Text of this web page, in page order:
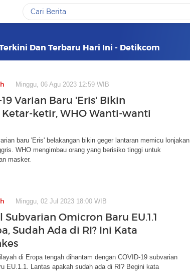
Dan Terbaru Hari Ini - Detikcom
Minggu, 06 Agu 2023 12:59 WIB
Varian Baru 'Eris' Bikin
ketir, WHO Wanti-wanti
baru 'Eris' belakangan bikin geger lantaran memicu lonjakan
WHO mengimbau orang yang berisiko tinggi untuk
masker.
Minggu, 02 Jul 2023 18:00 WIB
Subvarian Omicron Baru EU.1.1
Sudah Ada di RI? Ini Kata
di Eropa tengah dihantam dengan COVID-19 subvarian
EU.1.1. Lantas apakah sudah ada di RI? Begini kata